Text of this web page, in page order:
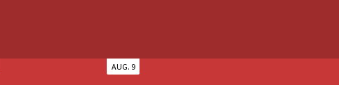
AUG. 9